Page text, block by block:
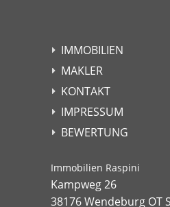
IMMOBILIEN
MAKLER
KONTAKT
IMPRESSUM
BEWERTUNG
Immobilien Raspini
Kampweg 26
38176 Wendeburg OT